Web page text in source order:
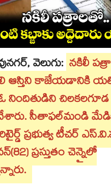
వెలుగు: నకిలీ
ఆస్తిని కాజేయడానికి
నిందితుడిని
చేశారు. సీతాఫల్‌‌మండి
ప్రభుత్వ టీచర్​
ప్రస్తుతం చెన్నైలో